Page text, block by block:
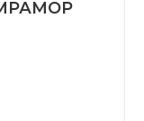
МРАМОР